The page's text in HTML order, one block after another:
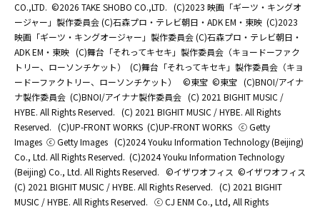
CO.,LTD. ©2026 TAKE SHOBO CO.,LTD. (C)2023 映画「ギーツ・キングオ
ージャー」製作委員会 (C)石森プロ・テレビ朝日・ADK EM・東映 (C)2023
映画「ギーツ・キングオージャー」製作委員会 (C)石森プロ・テレビ朝日・
ADK EM・東映 (C)舞台「それってキセキ」製作委員会（キョードーファク
トリー、ローソンチケット）
(C)舞台「それってキセキ」製作委員会（キョ
ードーファクトリー、ローソンチケット）
©東宝 ©東宝 (C)BNOI/アイナ
ナ製作委員会 (C)BNOI/アイナナ製作委員会 (C) 2021 BIGHIT MUSIC /
HYBE. All Rights Reserved. (C) 2021 BIGHIT MUSIC / HYBE. All Rights
Reserved. (C)UP-FRONT WORKS (C)UP-FRONT WORKS ⓒ Getty
Images ⓒ Getty Images (C)2024 Youku Information Technology (Beijing)
Co., Ltd. All Rights Reserved. (C)2024 Youku Information Technology
(Beijing) Co., Ltd. All Rights Reserved. ©イザワオフィス ©イザワオフィス
(C) 2021 BIGHIT MUSIC / HYBE. All Rights Reserved. (C) 2021 BIGHIT
MUSIC / HYBE. All Rights Reserved. ⓒ CJ ENM Co., Ltd, All Rights